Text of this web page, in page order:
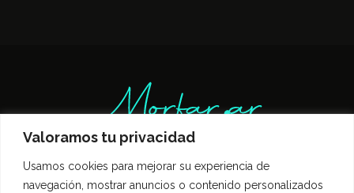
Valoramos tu privacidad
Usamos cookies para mejorar su experiencia de
navegación, mostrar anuncios o contenido personalizados
Inicio Entrevistas
Guía Gastronómica